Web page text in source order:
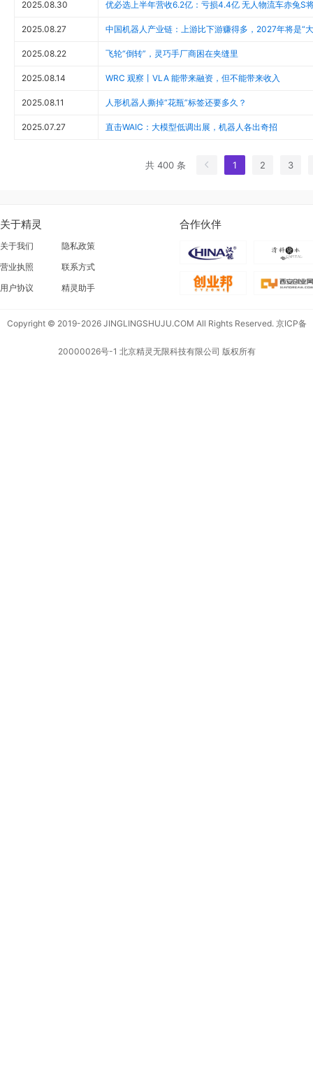
2025.08.30 优必选上半年营收6.2亿：亏损4.4亿 无人物流车赤兔S
2025.08.27 中国机器人产业链：上游比下游赚得多，2027年将是“
2025.08.22 飞轮“倒转”，灵巧手厂商困在夹缝里
2025.08.14 WRC 观察丨VLA 能带来融资，但不能带来收入
2025.08.11 人形机器人撕掉“花瓶”标签还要多久？
2025.07.27 直击WAIC：大模型低调出展，机器人各出奇招
共 400 条 1 2 3
关于精灵
关于我们
营业执照
用户协议
隐私政策
联系方式
精灵助手
合作伙伴
Copyright © 2019-2026 JINGLINGSHUJU.COM All Rights Reserved.京ICP备
20000026号-1 北京精灵无限科技有限公司 版权所有